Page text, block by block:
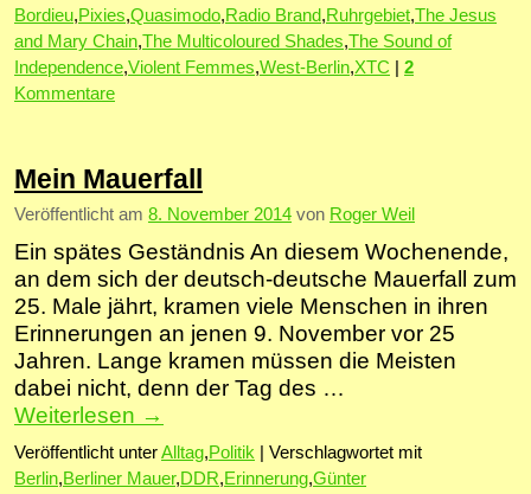
Bordieu,Pixies,Quasimodo,Radio Brand,Ruhrgebiet,The Jesus
and Mary Chain,The Multicoloured Shades,The Sound of
Independence,Violent Femmes,West-Berlin,XTC
2
Kommentare
Mein Mauerfall
Veröffentlicht am 8. November 2014 von Roger Weil
Ein spätes Geständnis An diesem Wochenende,
an dem sich der deutsch-deutsche Mauerfall zum
25. Male jährt, kramen viele Menschen in ihren
Erinnerungen an jenen 9. November vor 25
Jahren. Lange kramen müssen die Meisten
dabei nicht, denn der Tag des …
Weiterlesen →
Veröffentlicht unterAlltag,Politik
Verschlagwortet mit
Berlin,Berliner Mauer,DDR,Erinnerung,Günter